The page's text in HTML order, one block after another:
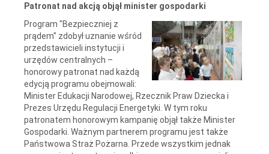
Patronat nad akcją objął minister gospodarki
Program "Bezpieczniej z
prądem" zdobył uznanie wśród
przedstawicieli instytucji i
urzędów centralnych –
honorowy patronat nad każdą
edycją programu obejmowali:
Minister Edukacji Narodowej, Rzecznik Praw Dziecka i
Prezes Urzędu Regulacji Energetyki. W tym roku
patronatem honorowym kampanię objął także Minister
Gospodarki. Ważnym partnerem programu jest także
Państwowa Straż Pożarna. Przede wszystkim jednak